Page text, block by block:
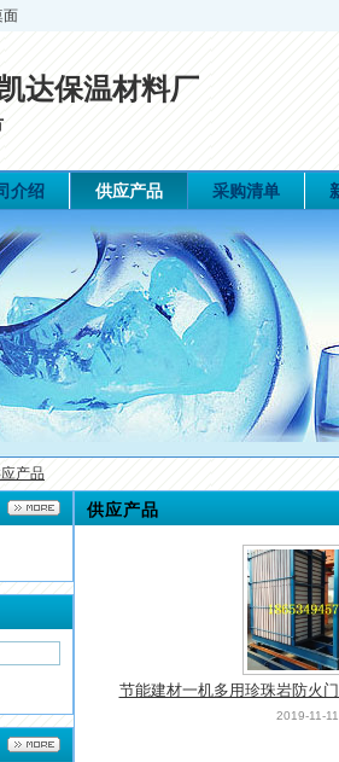
面
达保温材料厂
介绍 供应产品 采购清单
产品
供应产品
节能建材一机多用珍珠岩防火
合理易操
2019-11-11